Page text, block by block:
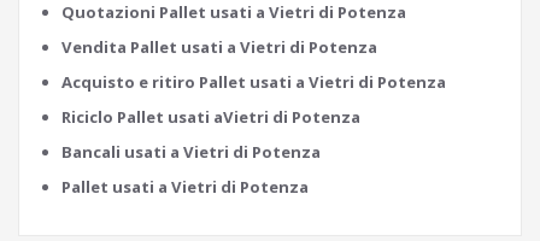
Quotazioni Pallet usati a Vietri di Potenza
Vendita Pallet usati a Vietri di Potenza
Acquisto e ritiro Pallet usati a Vietri di Potenza
Riciclo Pallet usati aVietri di Potenza
Bancali usati a Vietri di Potenza
Pallet usati a Vietri di Potenza